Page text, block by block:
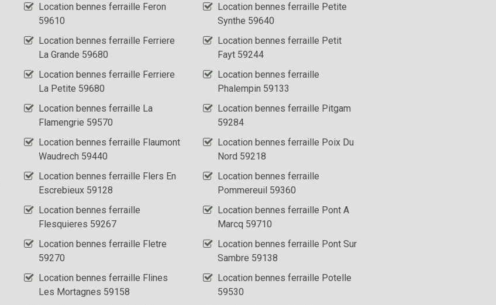
Location bennes ferraille Feron
59610
Location bennes ferraille Ferriere
La Grande 59680
Location bennes ferraille Ferriere
La Petite 59680
Location bennes ferraille La
Flamengrie 59570
Location bennes ferraille Flaumont
Waudrech 59440
Location bennes ferraille Flers En
Escrebieux 59128
Location bennes ferraille
Flesquieres 59267
Location bennes ferraille Fletre
59270
Location bennes ferraille Flines
Les Mortagnes 59158
Location bennes ferraille Petite
Synthe 59640
Location bennes ferraille Petit
Fayt 59244
Location bennes ferraille
Phalempin 59133
Location bennes ferraille Pitgam
59284
Location bennes ferraille Poix Du
Nord 59218
Location bennes ferraille
Pommereuil 59360
Location bennes ferraille Pont A
Marcq 59710
Location bennes ferraille Pont Sur
Sambre 59138
Location bennes ferraille Potelle
59530